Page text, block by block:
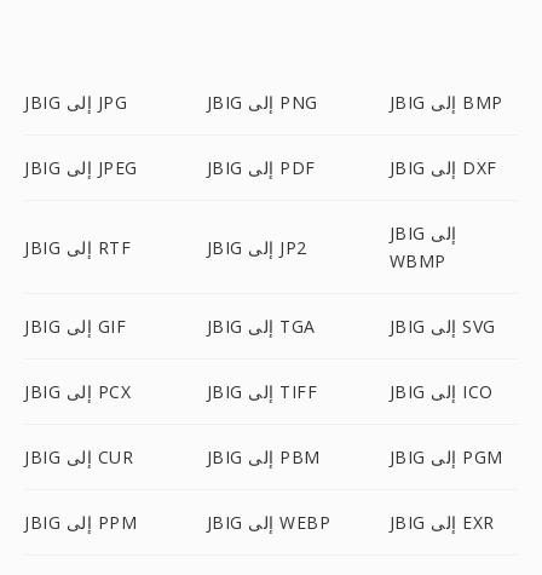
JBIG إلى JPG JBIG إلى PNG JBIG إلى BMP
JBIG إلى JPEG JBIG إلى PDF JBIG إلى DXF
JBIG إلى RTF JBIG إلى JP2
JBIG إلى
WBMP
JBIG إلى GIF JBIG إلى TGA JBIG إلى SVG
JBIG إلى PCX JBIG إلى TIFF JBIG إلى ICO
JBIG إلى CUR JBIG إلى PBM JBIG إلى PGM
JBIG إلى PPM JBIG إلى WEBP JBIG إلى EXR